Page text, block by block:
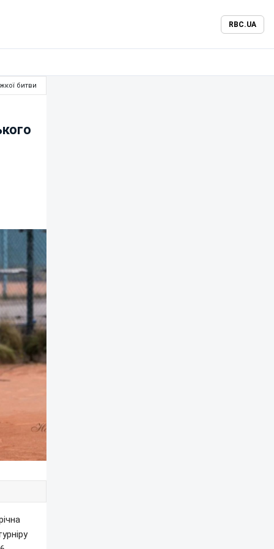
RBC.UA
битви